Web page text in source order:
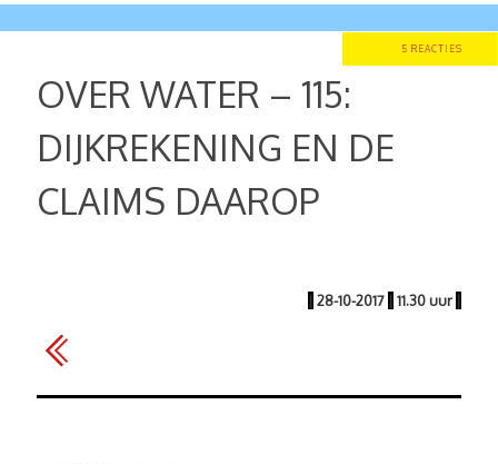
5 REACTIES
OVER WATER – 115:
DIJKREKENING EN DE
CLAIMS DAAROP
| 28-10-2017 | 11.30 uur |